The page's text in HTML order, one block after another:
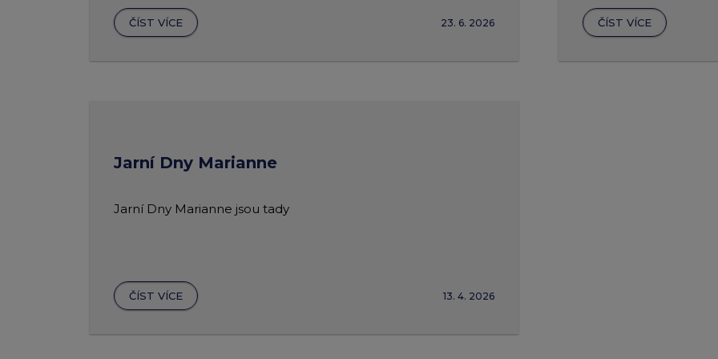
ČÍST VÍCE 23. 6. 2026 ČÍST VÍCE
Jarní Dny Marianne
Jarní Dny Marianne jsou tady
ČÍST VÍCE 13. 4. 2026